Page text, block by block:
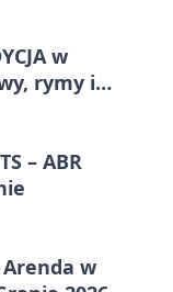
w
rymy i
– ABR
w